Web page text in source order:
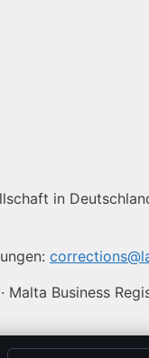
in
Business